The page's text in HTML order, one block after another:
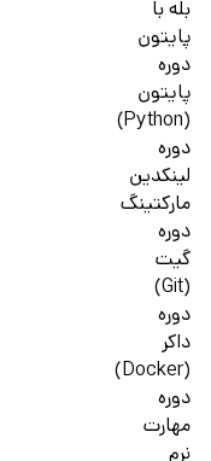
بله با
پایتون
دوره
پایتون
(Python)
دوره
لینکدین
مارکتینگ
دوره
گیت
(Git)
دوره
داکر
(Docker)
دوره
مهارت